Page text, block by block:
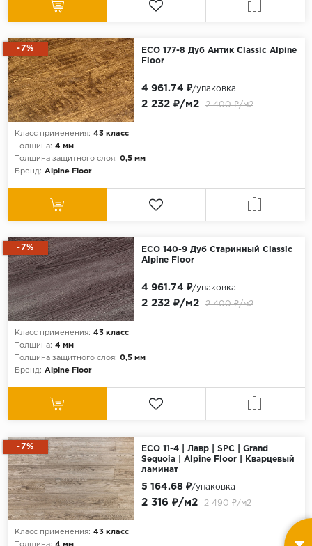
-7%
ECO 177-8 Дуб Антик Classic Alpine
Floor
Класс применения: 43 класс
Толщина: 4 мм
Толщина защитного слоя: 0,5 мм
Бренд: Alpine Floor
2 232 ₽/м2 2 400 ₽/м2
4 961.74 ₽/упаковка
-7%
ECO 140-9 Дуб Старинный Classic
Alpine Floor
Класс применения: 43 класс
Толщина: 4 мм
Толщина защитного слоя: 0,5 мм
Бренд: Alpine Floor
2 232 ₽/м2 2 400 ₽/м2
4 961.74 ₽/упаковка
-7%
ECO 11-4 | Лавр | SPC | Grand
Sequoia | Alpine Floor | Кварцевый
ламинат
Класс применения: 43 класс
2 316 ₽/м2 2 490 ₽/м2
5 164.68 ₽/упаковка